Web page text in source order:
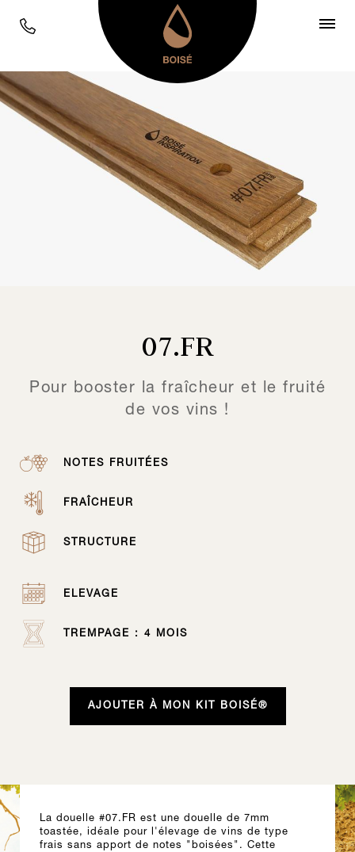
07.FR
Pour booster la fraîcheur et le fruité
de vos vins !
NOTES FRUITÉES
FRAÎCHEUR
STRUCTURE
ELEVAGE
TREMPAGE : 4 MOIS
AJOUTER À MON KIT BOISÉ®
La douelle #07.FR est une douelle de 7mm
toastée, idéale pour l'élevage de vins de type
frais sans apport de notes "boisées". Cette